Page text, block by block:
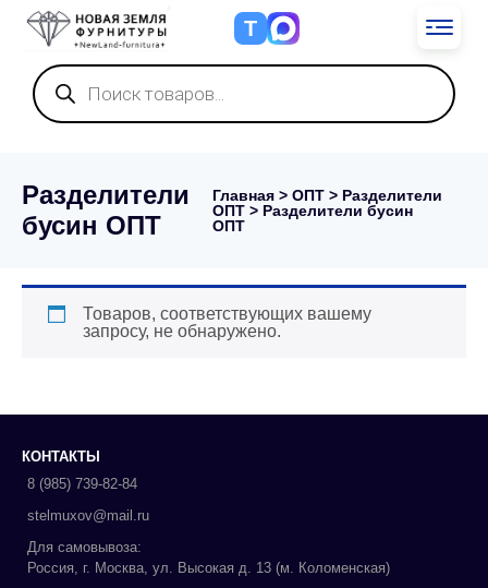
Т
Поиск
товаров
Главная> ОПТ> Разделители
ОПТ> Разделители бусин
ОПТ
Разделители
бусин ОПТ
Товаров, соответствующих вашему
запросу, не обнаружено.
КОНТАКТЫ
8 (985) 739-82-84
stelmuxov@mail.ru
Для самовывоза:
Россия, г. Москва, ул. Высокая д. 13 (м. Коломенская)